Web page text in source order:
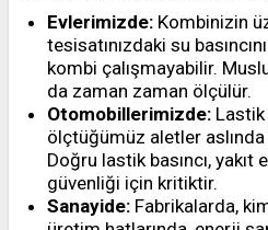
Evlerimizde: Kombinizin
tesisatınızdaki su
kombi çalışmayabilir.
da zaman zaman ölçülür.
Otomobillerimizde: Lastik
ölçtüğümüz aletler
Doğru lastik basıncı,
güvenliği için kritiktir.
Sanayide: Fabrikalarda,